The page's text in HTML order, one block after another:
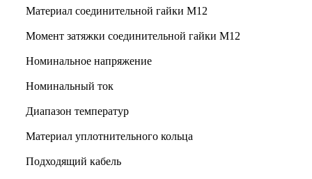
Материал соединительной гайки M12
Момент затяжки соединительной гайки M12
Номинальное напряжение
Номинальный ток
Диапазон температур
Материал уплотнительного кольца
Подходящий кабель